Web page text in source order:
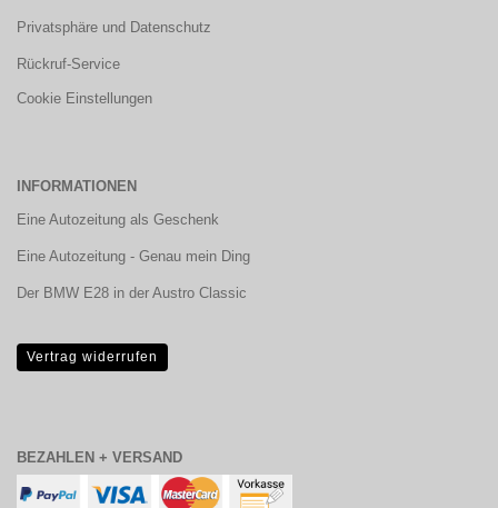
Privatsphäre und Datenschutz
Rückruf-Service
Cookie Einstellungen
INFORMATIONEN
Eine Autozeitung als Geschenk
Eine Autozeitung - Genau mein Ding
Der BMW E28 in der Austro Classic
Vertrag widerrufen
BEZAHLEN + VERSAND